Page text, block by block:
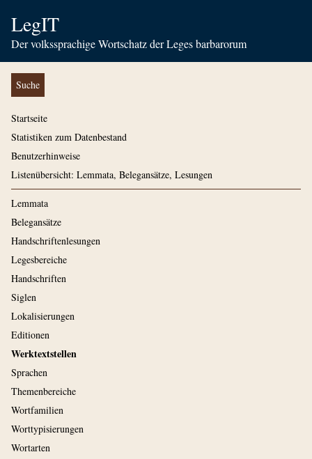
LegIT
Der volkssprachige Wortschatz der Leges barbarorum
Suche
Startseite
Statistiken zum Datenbestand
Benutzerhinweise
Listenübersicht: Lemmata, Belegansätze, Lesungen
Lemmata
Belegansätze
Handschriftenlesungen
Legesbereiche
Handschriften
Siglen
Lokalisierungen
Editionen
Werktextstellen
Sprachen
Themenbereiche
Wortfamilien
Worttypisierungen
Wortarten